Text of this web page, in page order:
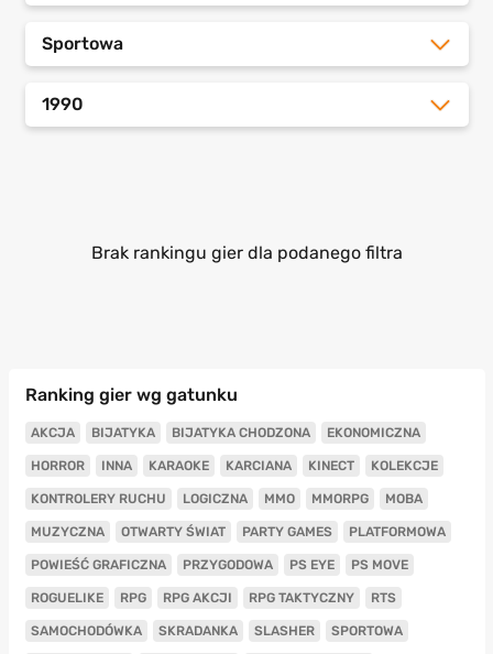
Sportowa
1990
Brak rankingu gier dla podanego filtra
Ranking gier wg gatunku
AKCJA BIJATYKA BIJATYKA CHODZONA EKONOMICZNA
HORROR INNA KARAOKE KARCIANA KINECT KOLEKCJE
KONTROLERY RUCHU LOGICZNA MMO MMORPG MOBA
MUZYCZNA OTWARTY ŚWIAT PARTY GAMES PLATFORMOWA
POWIEŚĆ GRAFICZNA PRZYGODOWA PS EYE PS MOVE
ROGUELIKE RPG RPG AKCJI RPG TAKTYCZNY RTS
SAMOCHODÓWKA SKRADANKA SLASHER SPORTOWA